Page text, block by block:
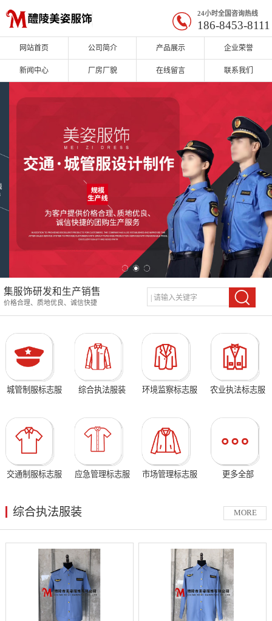
24小时全国咨询热线
186-8453-8111
网站首页 公司简介 产品展示 企业荣誉
新闻中心 厂房厂貌 在线留言 联系我们
集服饰研发和生产销售
价格合理、质地优良、诚信快捷
城管制服标志服 综合执法服装 环境监察标志服 农业执法标志服
交通制服标志服 应急管理标志服 市场管理标志服 更多全部
综合执法服装 MORE